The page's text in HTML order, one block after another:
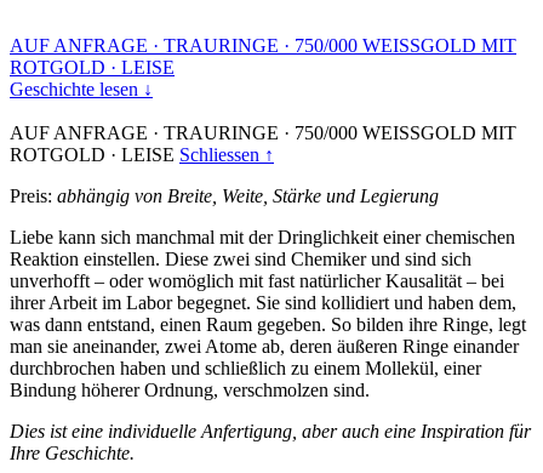
AUF ANFRAGE · TRAURINGE · 750/000 WEISSGOLD MIT
ROTGOLD · LEISE
Geschichte lesen ↓
AUF ANFRAGE · TRAURINGE · 750/000 WEISSGOLD MIT
ROTGOLD · LEISE Schliessen ↑
Preis: abhängig von Breite, Weite, Stärke und Legierung
Liebe kann sich manchmal mit der Dringlichkeit einer chemischen
Reaktion einstellen. Diese zwei sind Chemiker und sind sich
unverhofft – oder womöglich mit fast natürlicher Kausalität – bei
ihrer Arbeit im Labor begegnet. Sie sind kollidiert und haben dem,
was dann entstand, einen Raum gegeben. So bilden ihre Ringe, legt
man sie aneinander, zwei Atome ab, deren äußeren Ringe einander
durchbrochen haben und schließlich zu einem Mollekül, einer
Bindung höherer Ordnung, verschmolzen sind.
Dies ist eine individuelle Anfertigung, aber auch eine Inspiration für
Ihre Geschichte.